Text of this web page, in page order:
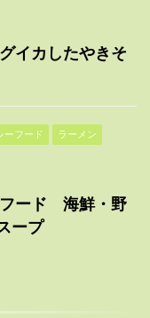
イカしたやきそ
ーフード
ラーメン
フード 海鮮・野
ープ